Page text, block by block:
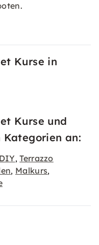
Kurse in
Kurse und
Kategorien an:
DIY,Terrazzo
, Malkurs,